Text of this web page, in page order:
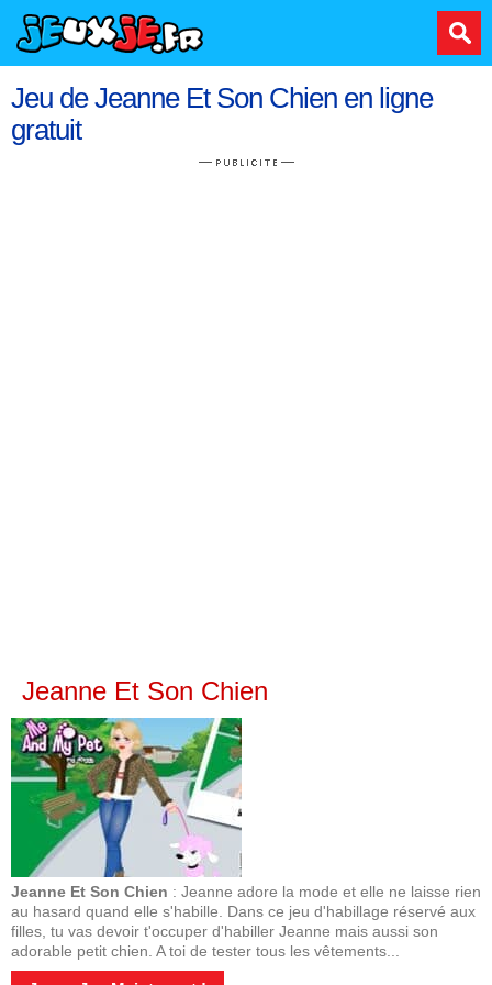
Jeu de Jeanne Et Son Chien en ligne
gratuit
Jeanne Et Son Chien
Jeanne Et Son Chien : Jeanne adore la mode et elle ne laisse rien
au hasard quand elle s'habille. Dans ce jeu d'habillage réservé aux
filles, tu vas devoir t'occuper d'habiller Jeanne mais aussi son
adorable petit chien. A toi de tester tous les vêtements...